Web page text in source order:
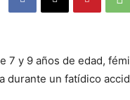
7 y 9 años de edad,
durante un fatídico